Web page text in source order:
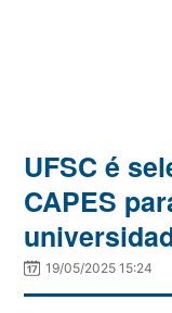
UFSC é
CAPES
19/05/2025 15:24